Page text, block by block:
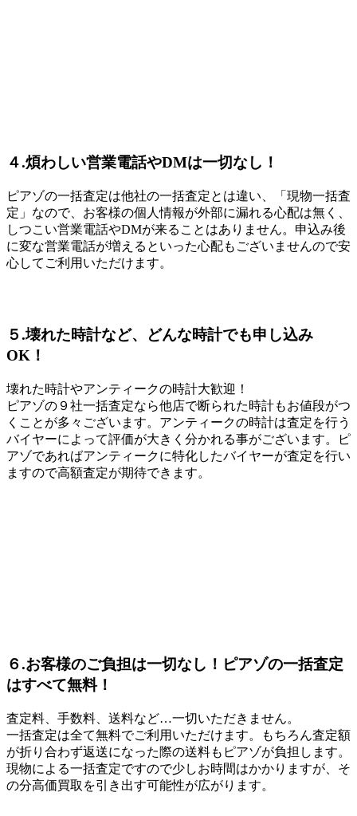
４.煩わしい営業電話やDMは一切なし！
ピアゾの一括査定は他社の一括査定とは違い、「現物一括査
定」なので、お客様の個人情報が外部に漏れる心配は無く、
しつこい営業電話やDMが来ることはありません。申込み後
に変な営業電話が増えるといった心配もございませんので安
心してご利用いただけます。
５.壊れた時計など、どんな時計でも申し込み
OK！
壊れた時計やアンティークの時計大歓迎！
ピアゾの９社一括査定なら他店で断られた時計もお値段がつ
くことが多々ございます。アンティークの時計は査定を行う
バイヤーによって評価が大きく分かれる事がございます。ピ
アゾであればアンティークに特化したバイヤーが査定を行い
ますので高額査定が期待できます。
６.お客様のご負担は一切なし！ピアゾの一括査定
はすべて無料！
査定料、手数料、送料など…一切いただきません。
一括査定は全て無料でご利用いただけます。もちろん査定額
が折り合わず返送になった際の送料もピアゾが負担します。
現物による一括査定ですので少しお時間はかかりますが、そ
の分高価買取を引き出す可能性が広がります。